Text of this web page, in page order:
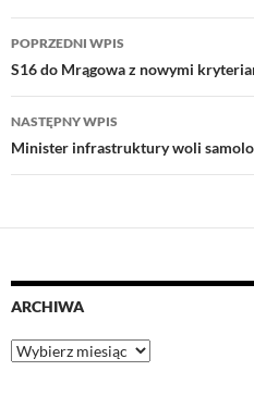
Nawigacja
wpisu
POPRZEDNI WPIS
S16 do Mrągowa z nowymi
NASTĘPNY WPIS
Minister infrastruktury woli
ARCHIWA
Archiwa